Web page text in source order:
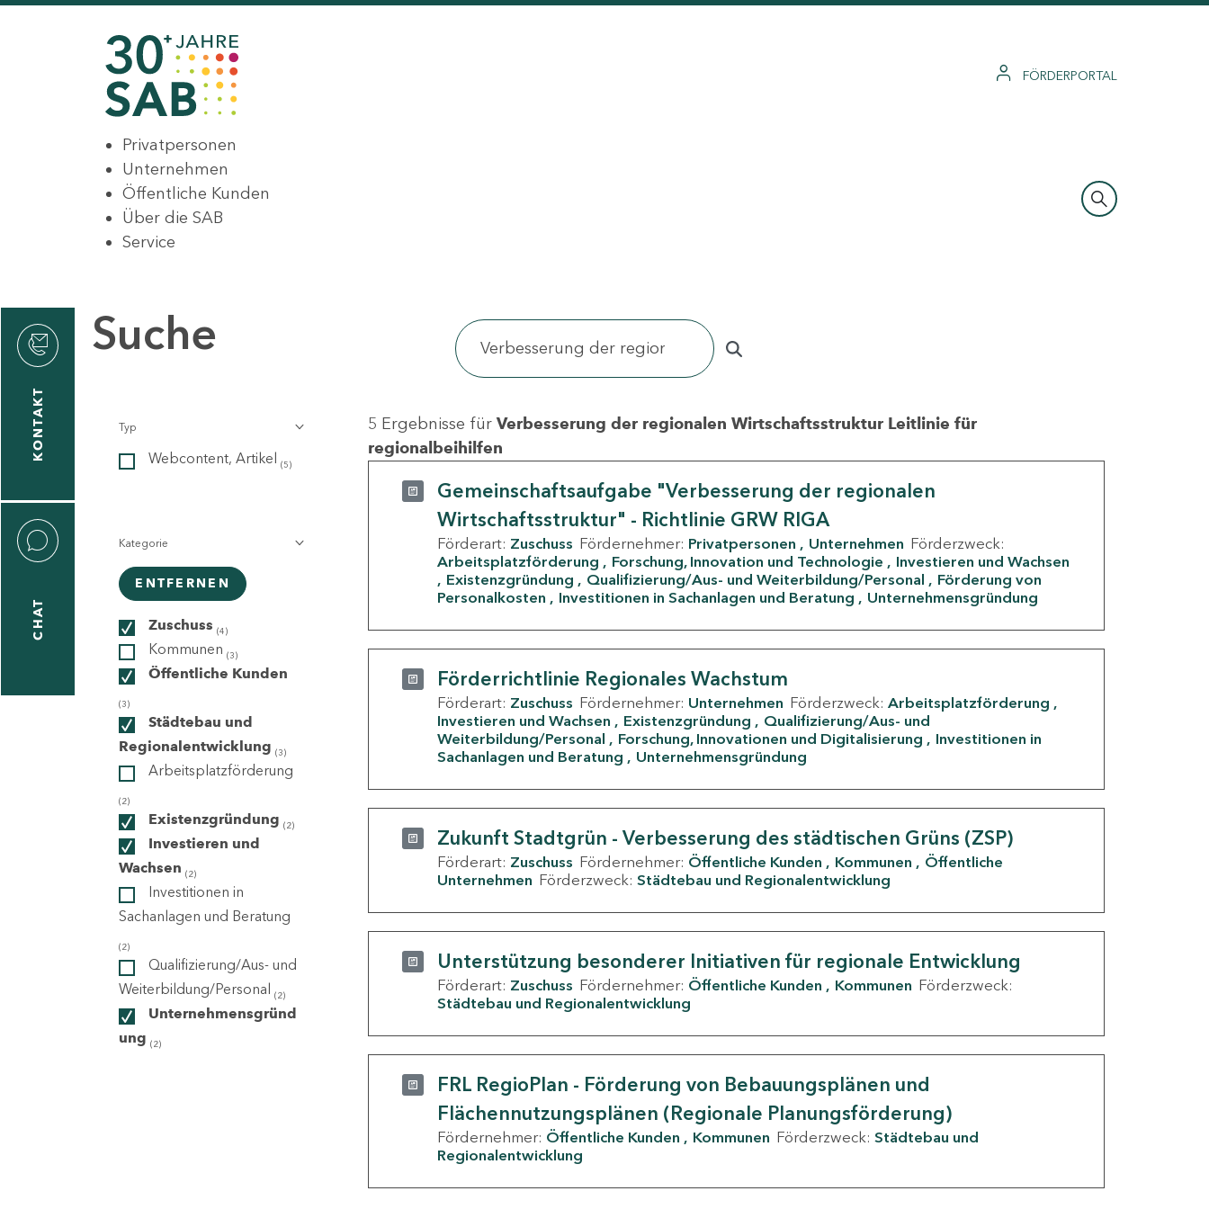
FÖRDERPORTAL
Privatpersonen
Unternehmen
Öffentliche Kunden
Über die SAB
Service
KONTAKT
CHAT
Suche
Typ
Webcontent, Artikel (5)
Kategorie
ENTFERNEN
Zuschuss (4)
Kommunen (3)
Öffentliche Kunden
(3)
Städtebau und
Regionalentwicklung (3)
Arbeitsplatzförderung
(2)
Existenzgründung (2)
Investieren und
Wachsen (2)
Investitionen in
Sachanlagen und Beratung
(2)
Qualifizierung/Aus- und
Weiterbildung/Personal (2)
Unternehmensgründ
ung (2)
5 Ergebnisse für Verbesserung der regionalen Wirtschaftsstruktur Leitlinie für
regionalbeihilfen
Gemeinschaftsaufgabe "Verbesserung der regionalen
Wirtschaftsstruktur" - Richtlinie GRW RIGA
Förderart: Zuschuss Fördernehmer: Privatpersonen Unternehmen Förderzweck:
Arbeitsplatzförderung
Forschung, Innovation und Technologie
Investieren und Wachsen
Existenzgründung
Qualifizierung/Aus- und Weiterbildung/Personal
Förderung von
Personalkosten
Investitionen in Sachanlagen und Beratung Unternehmensgründung
Förderrichtlinie Regionales Wachstum
Förderart: Zuschuss Fördernehmer: Unternehmen Förderzweck: Arbeitsplatzförderung
Investieren und Wachsen
Existenzgründung
Qualifizierung/Aus- und
Weiterbildung/Personal
Forschung, Innovationen und Digitalisierung
Investitionen in
Sachanlagen und Beratung
Unternehmensgründung
Zukunft Stadtgrün - Verbesserung des städtischen Grüns (ZSP)
Förderart: Zuschuss Fördernehmer: Öffentliche Kunden Kommunen
Öffentliche
Unternehmen Förderzweck: Städtebau und Regionalentwicklung
Unterstützung besonderer Initiativen für regionale Entwicklung
Förderart: Zuschuss Fördernehmer: Öffentliche Kunden Kommunen Förderzweck:
Städtebau und Regionalentwicklung
FRL RegioPlan - Förderung von Bebauungsplänen und
Flächennutzungsplänen (Regionale Planungsförderung)
Fördernehmer: Öffentliche Kunden Kommunen Förderzweck: Städtebau und
Regionalentwicklung